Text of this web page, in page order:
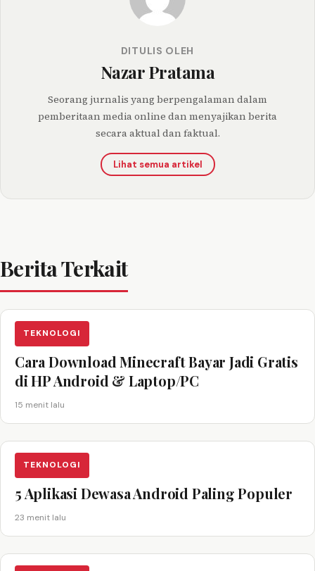
DITULIS OLEH
Nazar Pratama
Seorang jurnalis yang berpengalaman dalam
pemberitaan media online dan menyajikan berita
secara aktual dan faktual.
Lihat semua artikel
Berita Terkait
TEKNOLOGI
Cara Download Minecraft Bayar Jadi Gratis
di HP Android & Laptop/PC
15 menit lalu
TEKNOLOGI
5 Aplikasi Dewasa Android Paling Populer
23 menit lalu